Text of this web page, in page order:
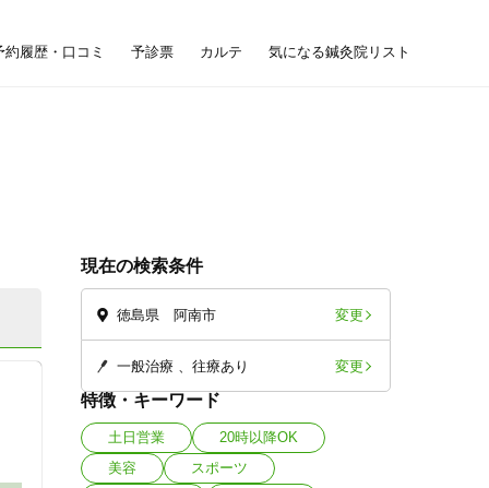
約履歴・口コミ 予診票 カルテ 気になる鍼灸院リスト
現在の検索条件
徳島県 阿南市 変更
一般治療 往療あり 変更
特徴・キーワード
土日営業
20時以降OK
美容
スポーツ